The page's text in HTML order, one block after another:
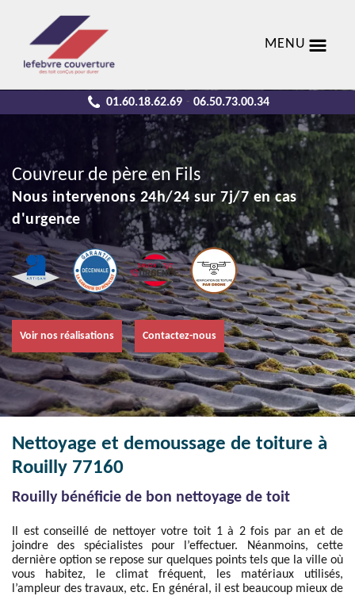
MENU
01.60.18.62.69 - 06.50.73.00.34
Couvreur de père en Fils
Nous intervenons 24h/24 sur 7j/7 en cas
d'urgence
Voir nos réalisations Contactez-nous
Nettoyage et demoussage de toiture à
Rouilly 77160
Rouilly bénéficie de bon nettoyage de toit
Il est conseillé de nettoyer votre toit 1 à 2 fois par an et de
joindre des spécialistes pour l’effectuer. Néanmoins, cette
dernière option se repose sur quelques points tels que la ville où
vous habitez, le climat fréquent, les matériaux utilisés,
l’ampleur des travaux, etc. En général, il est beaucoup mieux de